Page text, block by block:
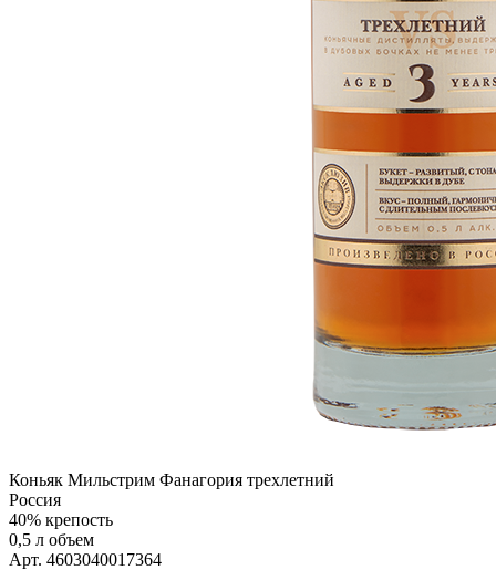
Коньяк Мильстрим Фанагория трехлетний
Россия
40% крепость
0,5 л объем
Арт. 4603040017364